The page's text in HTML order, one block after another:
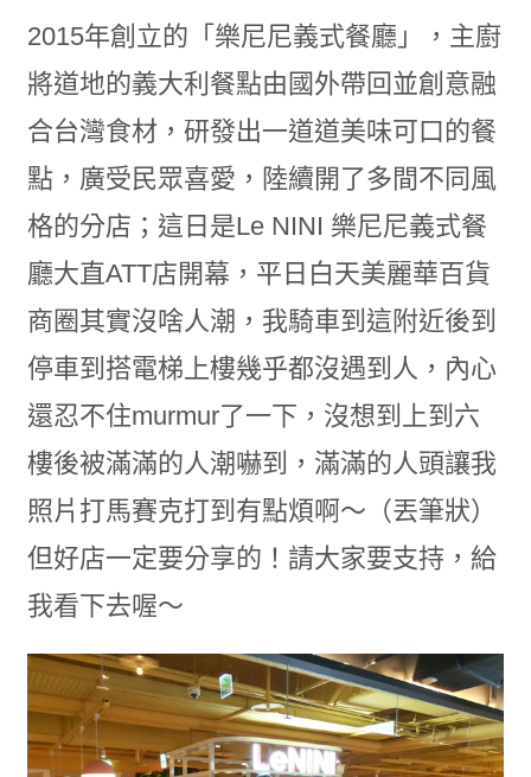
2015年創立的「樂尼尼義式餐廳」，主廚
將道地的義大利餐點由國外帶回並創意融
合台灣食材，研發出一道道美味可口的餐
點，廣受民眾喜愛，陸續開了多間不同風
格的分店；這日是Le NINI 樂尼尼義式餐
廳大直ATT店開幕，平日白天美麗華百貨
商圈其實沒啥人潮，我騎車到這附近後到
停車到搭電梯上樓幾乎都沒遇到人，內心
還忍不住murmur了一下，沒想到上到六
樓後被滿滿的人潮嚇到，滿滿的人頭讓我
照片打馬賽克打到有點煩啊～（丟筆狀）
但好店一定要分享的！請大家要支持，給
我看下去喔～